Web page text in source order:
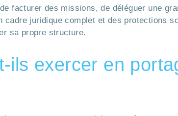
facturer des missions, de déléguer une
juridique complet et des protections
sa propre structure.
ils exercer en